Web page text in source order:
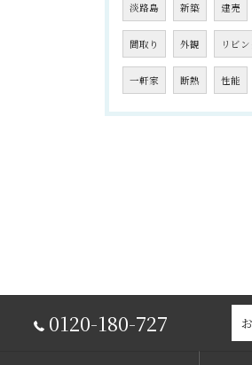
淡路島 新築 建売
間取り 外観 リビ
一軒家 断熱 性能
0120-180-727